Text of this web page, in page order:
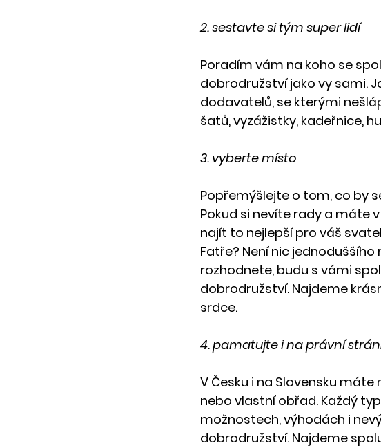
2. sestavte si tým super lidí
Poradím vám na koho se
dobrodružství jako vy sami.
dodavatelů, se kterými
šatů, vyzážistky, kadeřnice,
3. vyberte místo
Popřemýšlejte o tom, co by
Pokud si nevíte rady a máte
najít to nejlepší pro váš
Fatře? Není nic
rozhodnete, budu s vámi
dobrodružství. Najdeme
srdce.
4. pamatujte i na právní
V Česku i na Slovensku
nebo vlastní obřad. Každý
možnostech, výhodách i
dobrodružství. Najdeme